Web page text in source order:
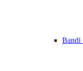
Bandi